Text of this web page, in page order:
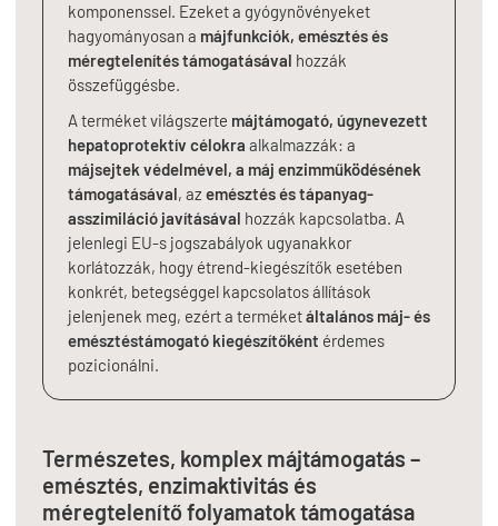
komponenssel. Ezeket a gyógynövényeket
hagyományosan a májfunkciók, emésztés és
méregtelenítés támogatásával hozzák
összefüggésbe.
A terméket világszerte májtámogató, úgynevezett
hepatoprotektív célokra alkalmazzák: a
májsejtek védelmével, a máj enzimműködésének
támogatásával, azemésztés és tápanyag-
asszimiláció javításával hozzák kapcsolatba. A
jelenlegi EU-s jogszabályok ugyanakkor
korlátozzák, hogy étrend-kiegészítők esetében
konkrét, betegséggel kapcsolatos állítások
jelenjenek meg, ezért a terméketáltalános máj- és
emésztéstámogató kiegészítőként érdemes
pozicionálni.
Természetes, komplex májtámogatás –
emésztés, enzimaktivitás és
méregtelenítő folyamatok támogatása